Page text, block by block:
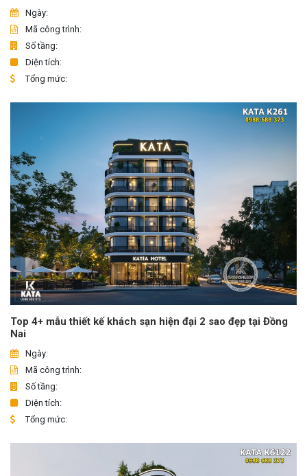
Ngày:
Mã công trình:
Số tầng:
Diện tích:
Tổng mức:
Top 4+ mẫu thiết kế khách sạn hiện đại 2 sao đẹp tại Đồng
Nai
Ngày:
Mã công trình:
Số tầng:
Diện tích:
Tổng mức: